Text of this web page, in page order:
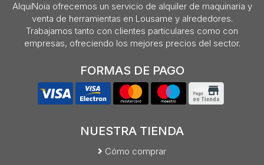
AlquiNoia ofrecemos un servicio de alquiler de maquinaria y
venta de herramientas en Lousame y alrededores.
Trabajamos tanto con clientes particulares como con
empresas, ofreciendo los mejores precios del sector.
FORMAS DE PAGO
NUESTRA TIENDA
Cómo comprar